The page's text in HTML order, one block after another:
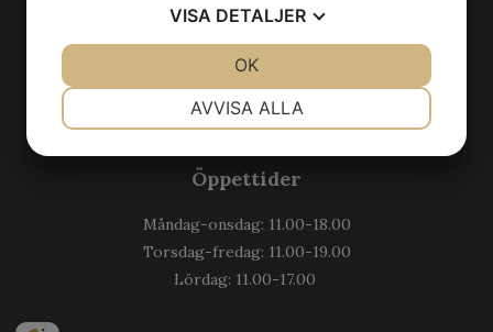
Adress
Stora Saluhallen
411 17 Göteborg
Öppettider
Måndag-onsdag: 11.00-18.00
Torsdag-fredag: 11.00-19.00
Lördag: 11.00-17.00
VISA DETALJER
MARKNADSFÖRING
AVVISA ALLA
OK